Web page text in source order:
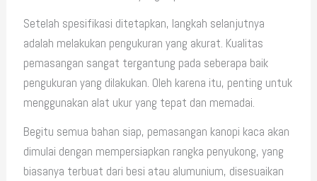
Setelah spesifikasi ditetapkan, langkah selanjutnya
adalah melakukan pengukuran yang akurat. Kualitas
pemasangan sangat tergantung pada seberapa baik
pengukuran yang dilakukan. Oleh karena itu, penting untuk
menggunakan alat ukur yang tepat dan memadai.
Begitu semua bahan siap, pemasangan kanopi kaca akan
dimulai dengan mempersiapkan rangka penyukong, yang
biasanya terbuat dari besi atau alumunium, disesuaikan